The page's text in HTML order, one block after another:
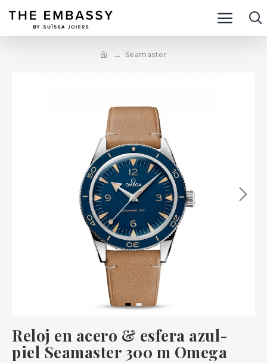
Seamaster
Reloj en acero & esfera azul-
piel Seamaster 300 m Omega